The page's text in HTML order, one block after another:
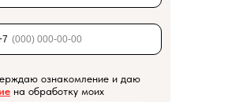
ознакомление и даю
на обработку моих